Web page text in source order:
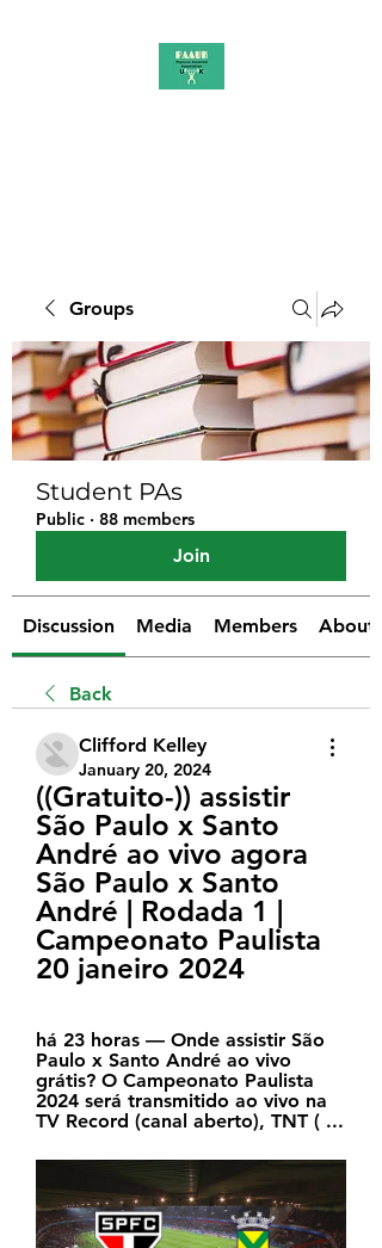
Groups
Student PAs
Public · 88 members
Join
Discussion Media Members About
Back
Clifford Kelley
January 20, 2024
((Gratuito-)) assistir
São Paulo x Santo
André ao vivo agora
São Paulo x Santo
André | Rodada 1 |
Campeonato Paulista
20 janeiro 2024
há 23 horas — Onde assistir São
Paulo x Santo André ao vivo
grátis? O Campeonato Paulista
2024 será transmitido ao vivo na
TV Record (canal aberto), TNT ( ...